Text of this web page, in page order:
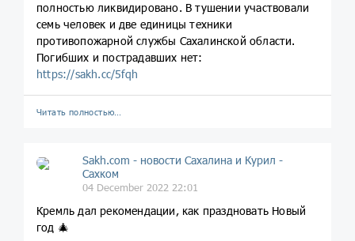
полностью ликвидировано. В тушении участвовали
семь человек и две единицы техники
противопожарной службы Сахалинской области.
Погибших и пострадавших нет:
https://sakh.cc/5fqh
Читать полностью…
Sakh.com - новости Сахалина и Курил -
Сахком
04 December 2022 22:01
Кремль дал рекомендации, как праздновать Новый
год 🎄